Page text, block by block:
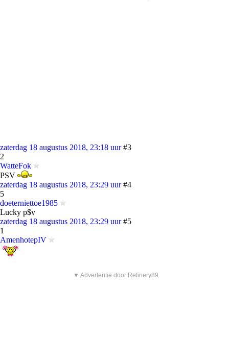
zaterdag 18 augustus 2018, 23:18 uur #3
2
WatteFok
PSV
zaterdag 18 augustus 2018, 23:29 uur #4
5
doeterniettoe1985
Lucky p$v
zaterdag 18 augustus 2018, 23:29 uur #5
1
AmenhotepIV
▼ Advertentie door Refinery89